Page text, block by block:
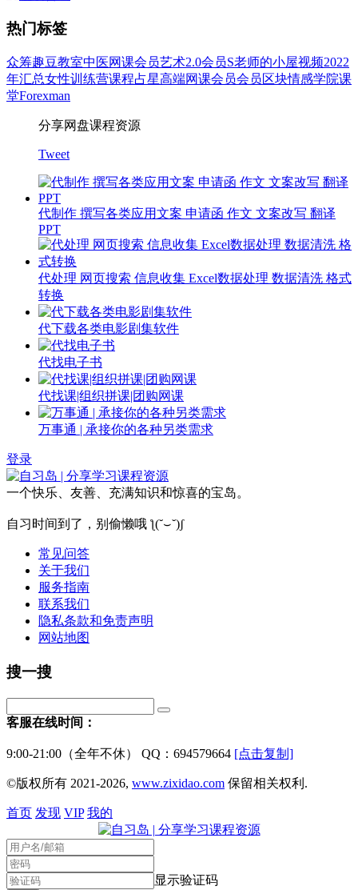
热门标签
众筹趣豆教室中医网课会员艺术2.0会员S老师的小屋视频2022
年汇总女性训练营课程占星高端网课会员会员区块情感学院课
堂Forexman
分享网盘课程资源
Tweet
代制作 撰写各类应用文案 申请函 作文 文案改写 翻译
PPT
代处理 网页搜索 信息收集 Excel数据处理 数据清洗 格式
转换
代下载各类电影剧集软件
代找电子书
代找课|组织拼课|团购网课
万事通 | 承接你的各种另类需求
登录
一个快乐、友善、充满知识和惊喜的宝岛。
自习时间到了，别偷懒哦 ƪ(˘⌣˘)ʃ
常见问答
关于我们
服务指南
联系我们
隐私条款和免责声明
网站地图
搜一搜
客服在线时间：
9:00-21:00（全年不休） QQ：694579664 [点击复制]
©版权所有 2021-2026, www.zixidao.com 保留相关权利.
首页 发现 VIP 我的
显示验证码